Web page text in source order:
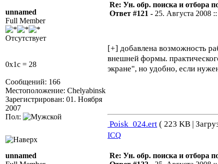
unnamed
Full Member
Отсутствует
0x1c = 28
Сообщений: 166
Местоположение: Chelyabinsk
Зарегистрирован: 01. Ноября
2007
Пол:
Re: Ун. обр. поиска и отбора
Ответ #121 - 25. Августа 2008
[+] добавлена возможность
внешней формы.
экране", но удобно, если
Poisk_024.ert ( 223 KB |
ICQ
unnamed
Re: Ун. обр. поиска и отбора